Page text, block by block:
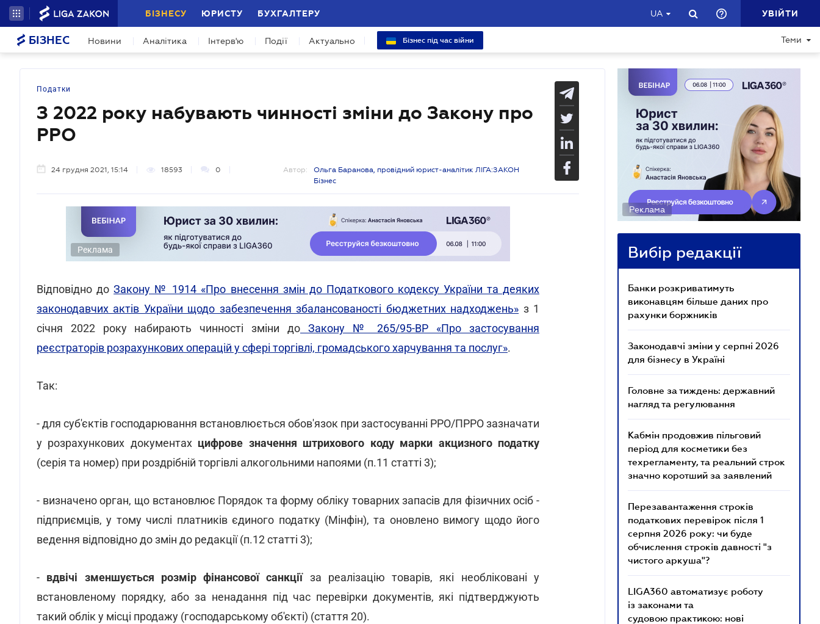
БІЗНЕСУ ЮРИСТУ БУХГАЛТЕРУ UA УВІЙТИ
БІЗНЕС Новини Аналітика Інтерв'ю Події Актуально Бізнес під час війни Теми
Податки
З 2022 року набувають чинності зміни до Закону про
РРО
24 грудня 2021, 15:14 18593 0 Автор:
Ольга Баранова, провідний юрист-аналітик ЛІГА:ЗАКОН
Бізнес
Реклама
Відповідно доЗакону № 1914 «Про внесення змін до Податкового кодексу України та деяких
законодавчих актів України щодо забезпечення збалансованості бюджетних надходжень» з 1
січня 2022 року набирають чинності зміни до Закону № 265/95-ВР «Про застосування
реєстраторів розрахункових операцій у сфері торгівлі, громадського харчування та послуг».
Так:
- для суб'єктів господарювання встановлюється обов'язок при застосуванні РРО/ПРРО зазначати
у розрахункових документах цифрове значення штрихового коду марки акцизного податку
(серія та номер) при роздрібній торгівлі алкогольними напоями (п.11 статті 3);
- визначено орган, що встановлює Порядок та форму обліку товарних запасів для фізичних осіб -
підприємців, у тому числі платників єдиного податку (Мінфін), та оновлено вимогу щодо його
ведення відповідно до змін до редакції (п.12 статті 3);
- вдвічі зменшується розмір фінансової санкції за реалізацію товарів, які необліковані у
встановленому порядку, або за ненадання під час перевірки документів, які підтверджують
такий облік у місці продажу (господарському об'єкті) (стаття 20).
Реклама
Вибір редакції
Банки розкриватимуть
виконавцям більше даних про
рахунки боржників
Законодавчі зміни у серпні 2026
для бізнесу в Україні
Головне за тиждень: державний
нагляд та регулювання
Кабмін продовжив пільговий
період для косметики без
техрегламенту, та реальний строк
значно коротший за заявлений
Перезавантаження строків
податкових перевірок після 1
серпня 2026 року: чи буде
обчислення строків давності "з
чистого аркуша"?
LIGA360 автоматизує роботу
із законами та
судовою практикою: нові